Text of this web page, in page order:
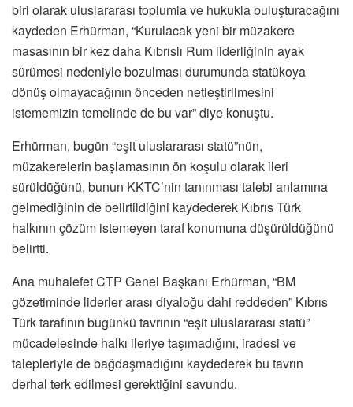
biri olarak uluslararası toplumla ve hukukla buluşturacağını
kaydeden Erhürman, “Kurulacak yeni bir müzakere
masasının bir kez daha Kıbrıslı Rum liderliğinin ayak
sürümesi nedeniyle bozulması durumunda statükoya
dönüş olmayacağının önceden netleştirilmesini
istememizin temelinde de bu var” diye konuştu.
Erhürman, bugün “eşit uluslararası statü”nün,
müzakerelerin başlamasının ön koşulu olarak ileri
sürüldüğünü, bunun KKTC’nin tanınması talebi anlamına
gelmediğinin de belirtildiğini kaydederek Kıbrıs Türk
halkının çözüm istemeyen taraf konumuna düşürüldüğünü
belirtti.
Ana muhalefet CTP Genel Başkanı Erhürman, “BM
gözetiminde liderler arası diyaloğu dahi reddeden” Kıbrıs
Türk tarafının bugünkü tavrının “eşit uluslararası statü”
mücadelesinde halkı ileriye taşımadığını, iradesi ve
talepleriyle de bağdaşmadığını kaydederek bu tavrın
derhal terk edilmesi gerektiğini savundu.